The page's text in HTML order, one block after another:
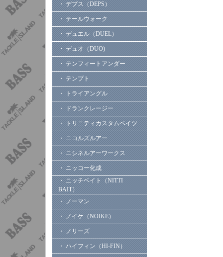
・ デプス（DEPS）
・ テールウォーク
・ デュエル（DUEL）
・ デュオ（DUO)
・ テンフィートアンダー
・ テンプト
・ トライアングル
・ ドランクレージー
・ トリニティカスタムベイツ
・ ニコルズルアー
・ ニシネルアーワークス
・ ニッコー化成
・ ニッチベイト（NITTI
BAIT）
・ ノーマン
・ ノイケ（NOIKE）
・ ノリーズ
・ ハイフィン（HI-FIN）